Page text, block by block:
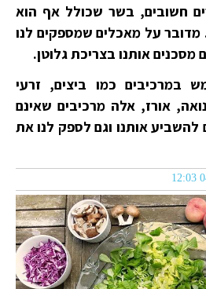
חשובים, בשר שכולל אף הוא
מדובר על מאכלים שמספקים לנו
מסכנים אותנו בצריכת גלוטן.
במרכיבים כמו ביצים, זרעי
אורז, אלה מרכיבים שאינם
להשביע אותנו וגם לספק לנו את